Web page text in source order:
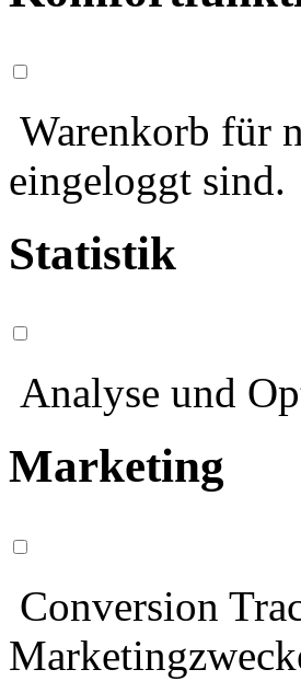
Warenkorb für
eingeloggt sind.
Statistik
Analyse und
Marketing
Conversion